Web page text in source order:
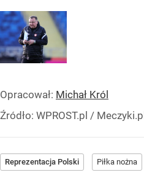
Opracował: Michał Król
Źródło: WPROST.pl / Meczyki.pl
Reprezentacja Polski Piłka nożna